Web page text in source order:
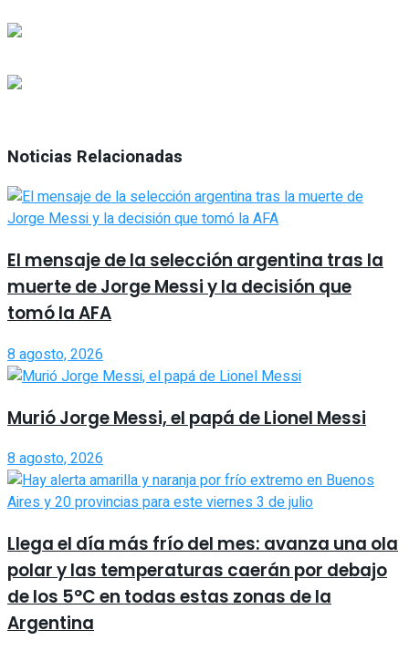
Noticias Relacionadas
El mensaje de la selección argentina tras la
muerte de Jorge Messi y la decisión que
tomó la AFA
8 agosto, 2026
Murió Jorge Messi, el papá de Lionel Messi
8 agosto, 2026
Llega el día más frío del mes: avanza una ola
polar y las temperaturas caerán por debajo
de los 5°C en todas estas zonas de la
Argentina